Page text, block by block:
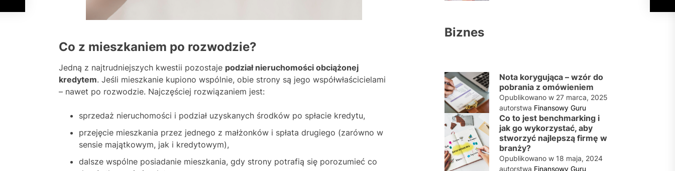
Co z mieszkaniem po rozwodzie?
Jedną z najtrudniejszych kwestii pozostaje podział nieruchomości obciążonej
kredytem. Jeśli mieszkanie kupiono wspólnie, obie strony są jego współwłaścicielami
– nawet po rozwodzie. Najczęściej rozwiązaniem jest:
sprzedaż nieruchomości i podział uzyskanych środków po spłacie kredytu,
przejęcie mieszkania przez jednego z małżonków i spłata drugiego (zarówno w
sensie majątkowym, jak i kredytowym),
dalsze wspólne posiadanie mieszkania, gdy strony potrafią się porozumieć co
Biznes
Nota korygująca – wzór do
pobrania z omówieniem
Opublikowano w 27 marca, 2025
autorstwa Finansowy Guru
Co to jest benchmarking i
jak go wykorzystać, aby
stworzyć najlepszą firmę w
branży?
Opublikowano w 18 maja, 2024
autorstwa Finansowy Guru